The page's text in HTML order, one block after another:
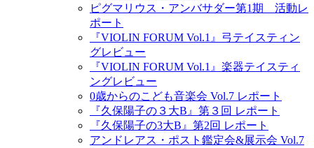
ピグマリウス・アンバサダー第1期 活動レ
ポート
『VIOLIN FORUM Vol.1』弓テイスティン
グレビュー
『VIOLIN FORUM Vol.1』楽器テイスティ
ングレビュー
0歳からのこども音楽会 Vol.7 レポート
『久保陽子の３大B』第３回 レポート
『久保陽子の3大B』第2回 レポート
アンドレアス・ポスト鑑定会&展示会 Vol.7